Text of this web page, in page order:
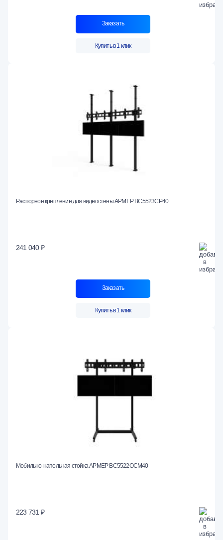
Заказать
Купить в 1 клик
Распорное крепление для видеостены АРМЕР ВС5523СР40
241 040 ₽
Заказать
Купить в 1 клик
Мобильно-напольная стойка АРМЕР ВС5522ОСМ40
223 731 ₽